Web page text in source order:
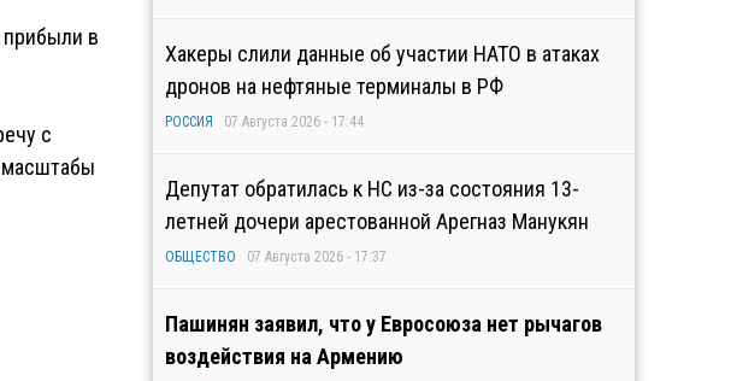
прибыли в
с
масштабы
Хакеры слили данные об участии НАТО в атаках
дронов на нефтяные терминалы в РФ
РОССИЯ 07 Августа 2026 - 17:44
Депутат обратилась к НС из-за состояния 13-
летней дочери арестованной Арегназ Манукян
ОБЩЕСТВО 07 Августа 2026 - 17:37
Пашинян заявил, что у Евросоюза нет рычагов
воздействия на Армению